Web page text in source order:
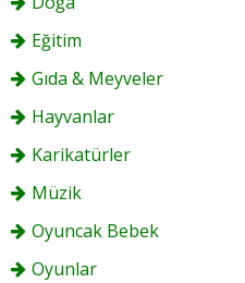
Eğitim
Gıda & Meyveler
Hayvanlar
Karikatürler
Müzik
Oyuncak Bebek
Oyunlar